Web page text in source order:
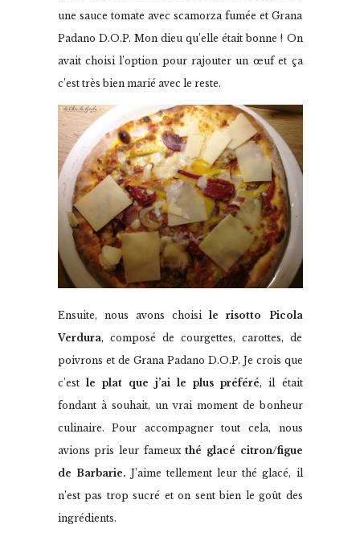
une sauce tomate avec scamorza fumée et Grana
Padano D.O.P. Mon dieu qu’elle était bonne ! On
avait choisi l’option pour rajouter un œuf et ça
c’est très bien marié avec le reste.
Ensuite, nous avons choisile risotto Picola
Verdura, composé de courgettes, carottes, de
poivrons et de Grana Padano D.O.P. Je crois que
c’estle plat que j’ai le plus préféré, il était
fondant à souhait, un vrai moment de bonheur
culinaire. Pour accompagner tout cela, nous
avions pris leur fameuxthé glacé citron/figue
de Barbarie. J’aime tellement leur thé glacé, il
n’est pas trop sucré et on sent bien le goût des
ingrédients.